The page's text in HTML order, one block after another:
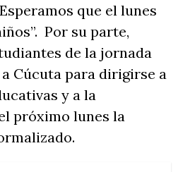
que el lunes
Por su parte,
de la jornada
Cúcuta para dirigirse a
y a la
próximo lunes la